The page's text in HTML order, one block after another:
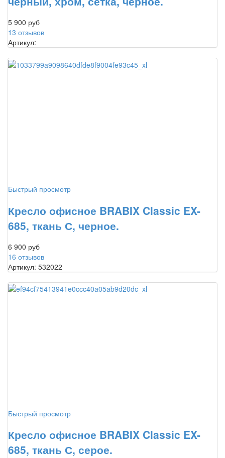
5 900 руб
13 отзывов
Артикул:
Быстрый просмотр
Кресло офисное BRABIX Classic EX-
685, ткань С, черное.
6 900 руб
16 отзывов
Артикул: 532022
Быстрый просмотр
Кресло офисное BRABIX Classic EX-
685, ткань С, серое.